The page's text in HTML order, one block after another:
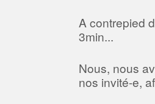
A contrepied
3min...
Nous, nous
nos invité-e,